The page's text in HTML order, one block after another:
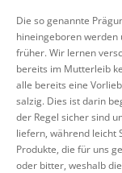
Die so genannte
hineingeboren werden
früher. Wir lernen
bereits im Mutterleib
alle bereits eine
salzig. Dies ist darin
der Regel sicher sind
liefern, während leicht
Produkte, die für uns
oder bitter, weshalb